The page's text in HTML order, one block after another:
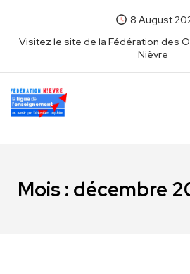
8 August
Visitez le site de la Fédération des
Nièvre
Mois : décembre